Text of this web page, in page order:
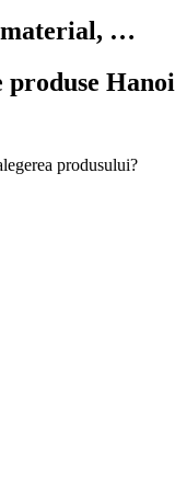
…
produse Hanoi
produsului?